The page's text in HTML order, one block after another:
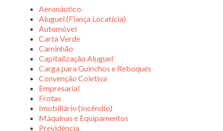
Aeronáutico
Aluguel (Fiança Locatícia)
Automóvel
Carta Verde
Caminhão
Capitalização Aluguel
Carga para Guinchos e Reboques
Convenção Coletiva
Empresarial
Frotas
Imobiliário (Incêndio)
Máquinas e Equipamentos
Previdência